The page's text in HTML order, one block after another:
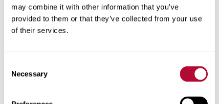
may combine it with other information that you’ve
provided to them or that they’ve collected from your use
of their services.
Selection
Necessary
الرمز البريدي